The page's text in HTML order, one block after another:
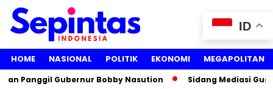
HOME NASIONAL POLITIK EKONOMI MEGAPOLITAN
Gubernur Bobby Nasution Sidang Mediasi
ID